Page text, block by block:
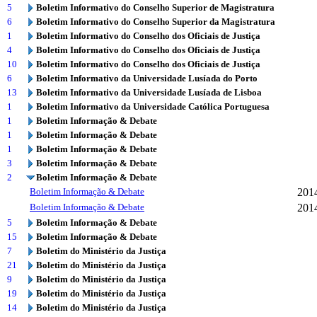
5
Boletim Informativo do Conselho Superior de Magistratura
6
Boletim Informativo do Conselho Superior da Magistratura
1
Boletim Informativo do Conselho dos Oficiais de Justiça
4
Boletim Informativo do Conselho dos Oficiais de Justiça
10
Boletim Informativo do Conselho dos Oficiais de Justiça
6
Boletim Informativo da Universidade Lusíada do Porto
13
Boletim Informativo da Universidade Lusíada de Lisboa
1
Boletim Informativo da Universidade Católica Portuguesa
1
Boletim Informação & Debate
1
Boletim Informação & Debate
1
Boletim Informação & Debate
3
Boletim Informação & Debate
2
Boletim Informação & Debate
Boletim Informação & Debate
Boletim Informação & Debate
5
Boletim Informação & Debate
15
Boletim Informação & Debate
7
Boletim do Ministério da Justiça
21
Boletim do Ministério da Justiça
9
Boletim do Ministério da Justiça
19
Boletim do Ministério da Justiça
14
Boletim do Ministério da Justiça